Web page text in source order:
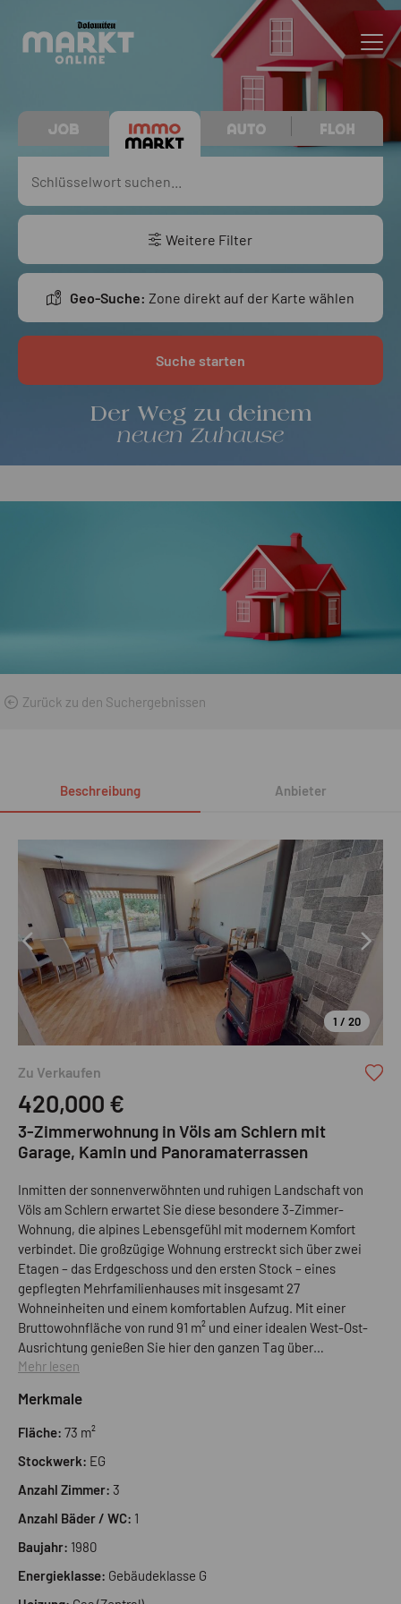
Der Weg zu deinem
neuen Zuhause
Weitere Filter
Geo-Suche: Zone direkt auf der Karte wählen
Suche starten
Zurück zu den Suchergebnissen
Beschreibung Anbieter
1 / 20
Zu Verkaufen
420,000 €
3-Zimmerwohnung in Völs am Schlern mit
Garage, Kamin und Panoramaterrassen
Inmitten der sonnenverwöhnten und ruhigen Landschaft von
Völs am Schlern erwartet Sie diese besondere 3-Zimmer-
Wohnung, die alpines Lebensgefühl mit modernem Komfort
verbindet. Die großzügige Wohnung erstreckt sich über zwei
Etagen – das Erdgeschoss und den ersten Stock – eines
gepflegten Mehrfamilienhauses mit insgesamt 27
Wohneinheiten und einem komfortablen Aufzug. Mit einer
Bruttowohnfläche von rund 91 m² und einer idealen West-Ost-
Ausrichtung genießen Sie hier den ganzen Tag über
natürliches Licht und ein helles Ambiente. Das Herzstück der
gemütlichen Kamin eine besonders behagliche Atmosphäre
ausstrahlt. Eine separate Küche, zwei helle Schlafzimmer
Fenster bieten ausreichend Platz für Familie und Gäste.
Besonders hervorzuheben sind der sonnige Balkon und die
umliegende Natur Südtirols ermöglichen und zum Entspannen
im Freien einladen. Für den täglichen Komfort sorgen ein
stehen den Bewohnern ein Gemeinschaftsparkplatz sowie ein
Mehr lesen
Merkmale
Fläche: 73 m²
Stockwerk: EG
Anzahl Zimmer: 3
Anzahl Bäder / WC: 1
Baujahr: 1980
Energieklasse: Gebäudeklasse G